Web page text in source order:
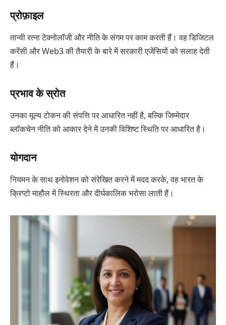
प्रोफ़ाइल
तान्वी रत्ना टेक्नोलॉजी और नीति के संगम पर काम करती हैं। वह डिजिटल
करेंसी और Web3 की तैयारी के बारे में सरकारी एजेंसियों को सलाह देती
हैं।
प्रभाव के स्रोत
उनका मूल्य टोकन की संपत्ति पर आधारित नहीं है, बल्कि जिम्मेदार
ब्लॉकचेन नीति को आकार देने में उनकी विशिष्ट स्थिति पर आधारित है।
योगदान
नियमन के साथ इनोवेशन को संरेखित करने में मदद करके, वह भारत के
क्रिप्टो माहौल में स्थिरता और दीर्घकालिक भरोसा लाती हैं।